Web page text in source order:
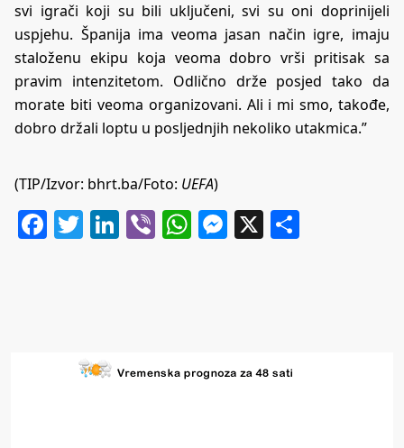
svi igrači koji su bili uključeni, svi su oni doprinijeli
uspjehu. Španija ima veoma jasan način igre, imaju
staloženu ekipu koja veoma dobro vrši pritisak sa
pravim intenzitetom. Odlično drže posjed tako da
morate biti veoma organizovani. Ali i mi smo, takođe,
dobro držali loptu u posljednjih nekoliko utakmica.”
(TIP/Izvor: bhrt.ba/Foto: UEFA)
Facebook
Twitter
LinkedIn
ViberWhatsApp
Messenger
X